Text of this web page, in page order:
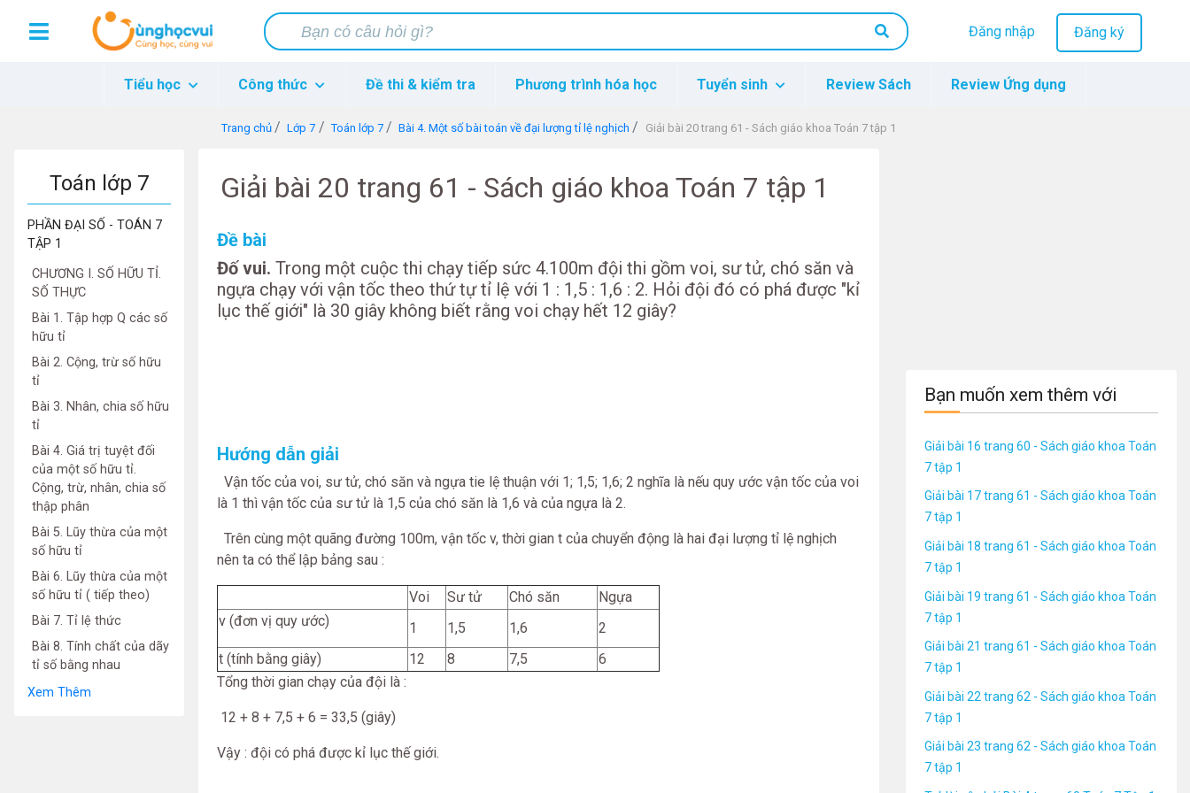
Đăng nhập Đăng ký
Tiểu học Công thức Đề thi & kiểm tra Phương trình hóa học Tuyển sinh Review Sách Review Ứng dụng
Trang chủ Lớp 7 Toán lớp 7 Bài 4. Một số bài toán về đại lượng tỉ lệ nghịch Giải bài 20 trang 61 - Sách giáo khoa Toán 7 tập 1
Toán lớp 7
PHẦN ĐẠI SỐ - TOÁN 7
TẬP 1
CHƯƠNG I. SỐ HỮU TỈ.
SỐ THỰC
Bài 1. Tập hợp Q các số
hữu tỉ
Bài 2. Cộng, trừ số hữu
tỉ
Bài 3. Nhân, chia số hữu
tỉ
Bài 4. Giá trị tuyệt đối
của một số hữu tỉ.
Cộng, trừ, nhân, chia số
thập phân
Bài 5. Lũy thừa của một
số hữu tỉ
Bài 6. Lũy thừa của một
số hữu tỉ ( tiếp theo)
Bài 7. Tỉ lệ thức
Bài 8. Tính chất của dãy
tỉ số bằng nhau
Xem Thêm
Giải bài 20 trang 61 - Sách giáo khoa Toán 7 tập 1
Đề bài
Đố vui. Trong một cuộc thi chạy tiếp sức 4.100m đội thi gồm voi, sư tử, chó săn và
ngựa chạy với vận tốc theo thứ tự tỉ lệ với 1 : 1,5 : 1,6 : 2. Hỏi đội đó có phá được "kỉ
lục thế giới" là 30 giây không biết rằng voi chạy hết 12 giây?
Hướng dẫn giải
Vận tốc của voi, sư tử, chó săn và ngựa tie lệ thuận với 1; 1,5; 1,6; 2 nghĩa là nếu quy ước vận tốc của voi
là 1 thì vận tốc của sư tử là 1,5 của chó săn là 1,6 và của ngựa là 2.
Trên cùng một quãng đường 100m, vận tốc v, thời gian t của chuyển động là hai đại lượng tỉ lệ nghịch
nên ta có thể lập bảng sau :
Voi Sư tử Chó săn
Ngựa
v (đơn vị quy ước)
1 1,5 1,6
2
t (tính bằng giây)
12 8 7,5
6
Tổng thời gian chạy của đội là :
12 + 8 + 7,5 + 6 = 33,5 (giây)
Vậy : đội có phá được kỉ lục thế giới.
Bạn muốn xem thêm với
Giải bài 16 trang 60 - Sách giáo khoa Toán
7 tập 1
Giải bài 17 trang 61 - Sách giáo khoa Toán
7 tập 1
Giải bài 18 trang 61 - Sách giáo khoa Toán
7 tập 1
Giải bài 19 trang 61 - Sách giáo khoa Toán
7 tập 1
Giải bài 21 trang 61 - Sách giáo khoa Toán
7 tập 1
Giải bài 22 trang 62 - Sách giáo khoa Toán
7 tập 1
Giải bài 23 trang 62 - Sách giáo khoa Toán
7 tập 1